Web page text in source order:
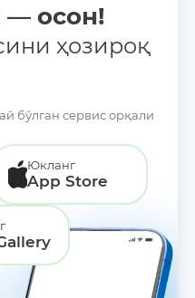
осон!
ҳозироқ
бўлган сервис орқали
Юкланг
App Store